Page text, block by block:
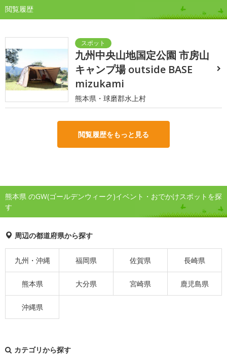
閲覧履歴
九州中央山地国定公園 市房山
キャンプ場 outside BASE
mizukami
熊本県・球磨郡水上村
閲覧履歴をもっと見る
熊本県 のGW(ゴールデンウィーク)イベント・おでかけスポットを探
す
周辺の都道府県から探す
九州・沖縄 福岡県 佐賀県 長崎県
熊本県 大分県 宮崎県 鹿児島県
沖縄県
カテゴリから探す